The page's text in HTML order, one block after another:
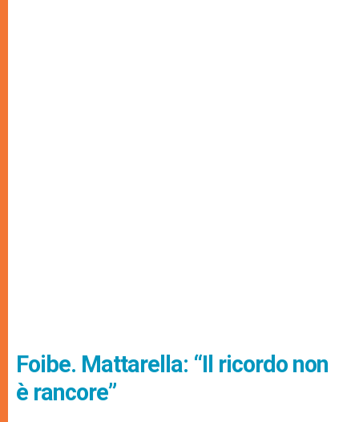
Foibe. Mattarella: “Il ricordo non
è rancore”